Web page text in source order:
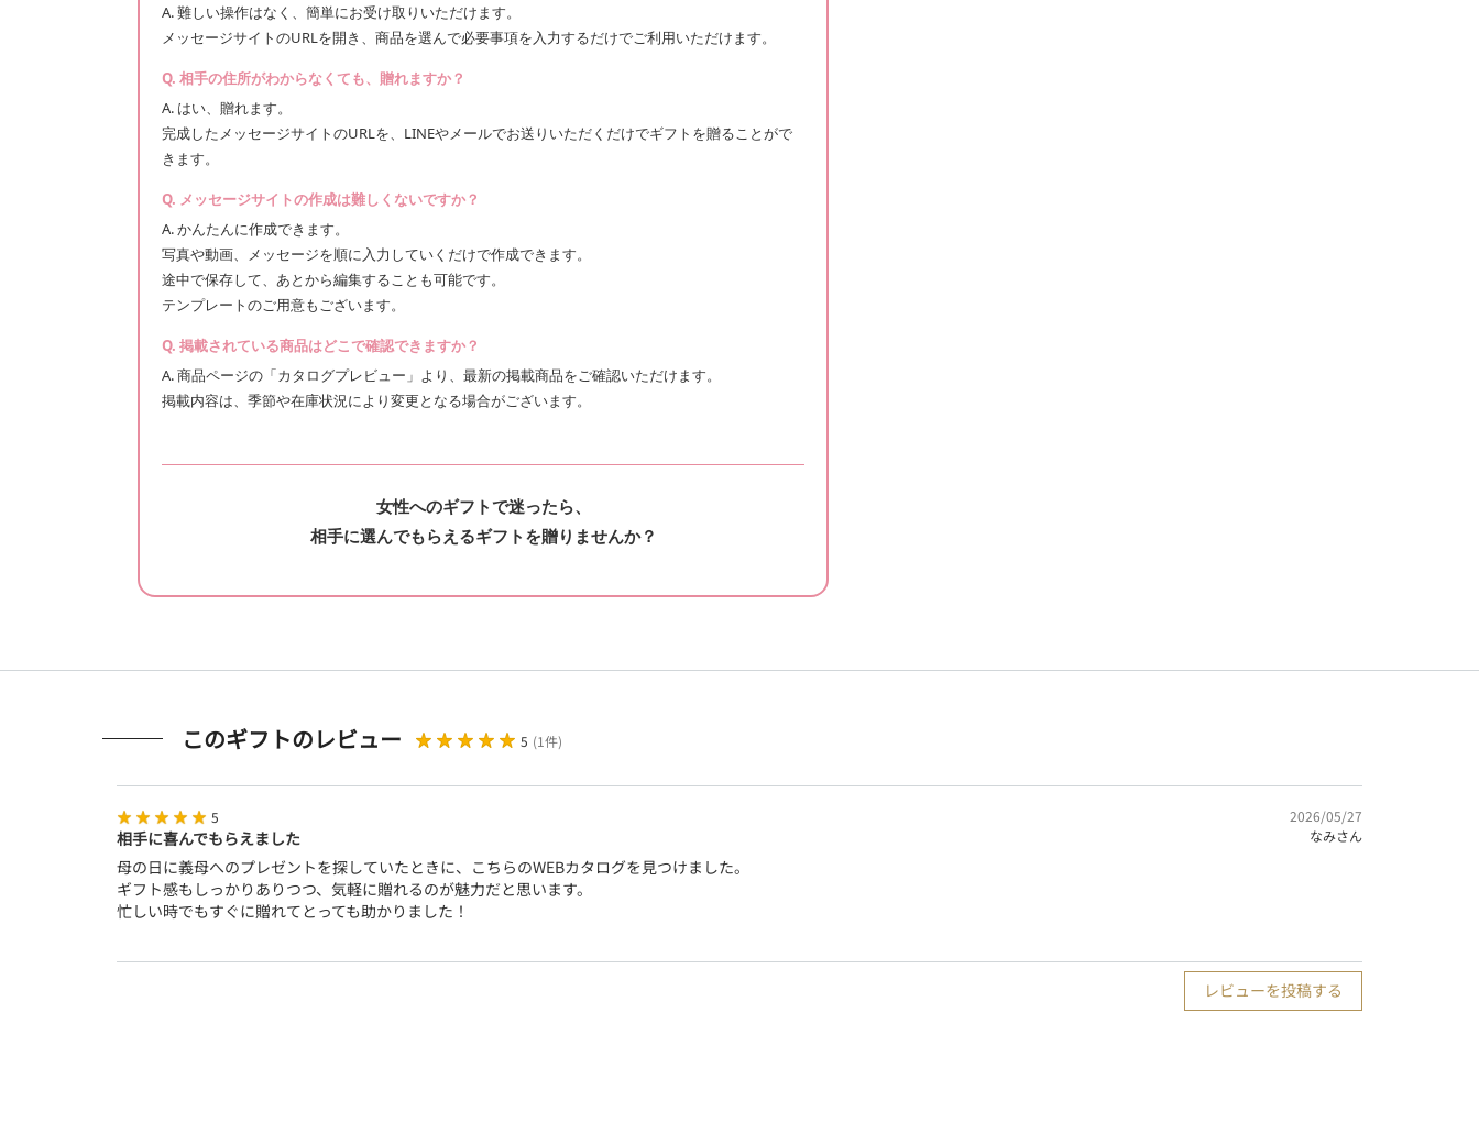
A. 難しい操作はなく、簡単にお受け取りいただけます。
メッセージサイトのURLを開き、商品を選んで必要事項を入力するだけでご利用いただけます。
Q. 相手の住所がわからなくても、贈れますか？
A. はい、贈れます。
完成したメッセージサイトのURLを、LINEやメールでお送りいただくだけでギフトを贈ることがで
きます。
Q. メッセージサイトの作成は難しくないですか？
A. かんたんに作成できます。
写真や動画、メッセージを順に入力していくだけで作成できます。
途中で保存して、あとから編集することも可能です。
テンプレートのご用意もございます。
Q. 掲載されている商品はどこで確認できますか？
A. 商品ページの「カタログプレビュー」より、最新の掲載商品をご確認いただけます。
掲載内容は、季節や在庫状況により変更となる場合がございます。
女性へのギフトで迷ったら、
相手に選んでもらえるギフトを贈りませんか？
このギフトのレビュー 5 (1件)
5
相手に喜んでもらえました
2026/05/27
なみさん
母の日に義母へのプレゼントを探していたときに、こちらのWEBカタログを見つけました。
ギフト感もしっかりありつつ、気軽に贈れるのが魅力だと思います。
忙しい時でもすぐに贈れてとっても助かりました！
レビューを投稿する